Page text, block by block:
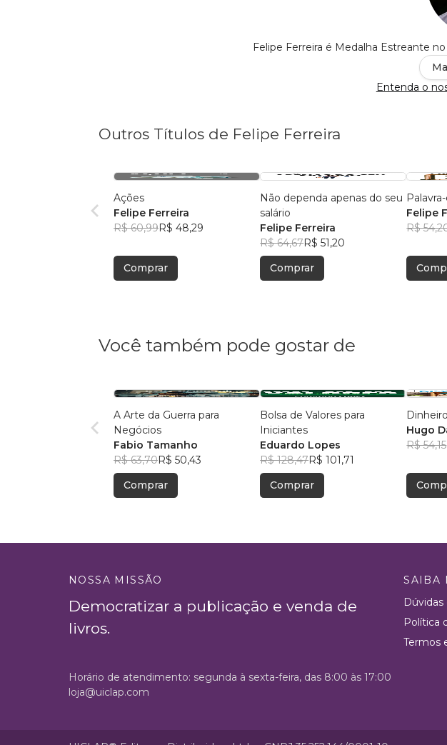
Felipe Ferreira é Medalha Estreante
Entenda o
Outros Títulos de Felipe Ferreira
Ações
Felipe Ferreira
R$ 60,99R$ 48,29
Comprar
Não dependa apenas do seu
salário
Felipe Ferreira
R$ 64,67R$ 51,20
Comprar
Felipe
R$
Você também pode gostar de
A Arte da Guerra para
Negócios
Fabio Tamanho
R$ 63,70R$ 50,43
Comprar
Bolsa de Valores para
Iniciantes
Eduardo Lopes
R$ 128,47R$ 101,71
Comprar
Hugo
R$ 54,15
NOSSA MISSÃO
Democratizar a publicação e venda de
livros.
SAIBA
Política
Termos
Horário de atendimento: segunda à sexta-feira, das 8:00 às 17:00
loja@uiclap.com